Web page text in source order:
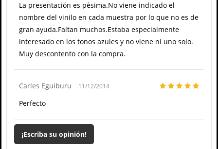
La presentación es pèsima.No viene indicado el
nombre del vinilo en cada muestra por lo que no es de
gran ayuda.Faltan muchos.Estaba especialmente
interesado en los tonos azules y no viene ni uno solo.
Muy descontento con la compra.
Carles Eguiburu 11/12/2014
Perfecto
¡Escriba su opinión!